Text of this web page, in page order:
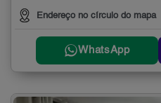
Endereço no círculo do mapa
WhatsApp